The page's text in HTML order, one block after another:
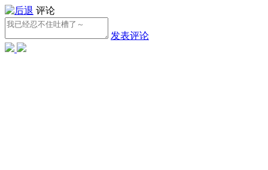
评论
发表评论